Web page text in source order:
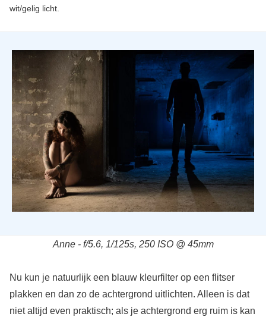
wit/gelig licht.
Anne - f/5.6, 1/125s, 250 ISO @ 45mm
Nu kun je natuurlijk een blauw kleurfilter op een flitser
plakken en dan zo de achtergrond uitlichten. Alleen is dat
niet altijd even praktisch; als je achtergrond erg ruim is kan